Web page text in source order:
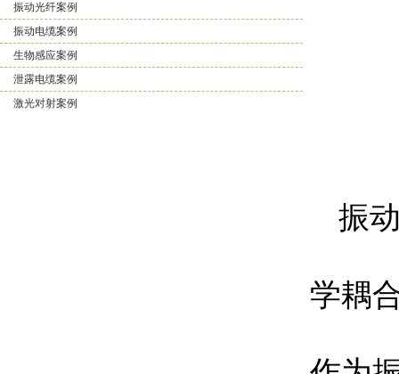
振动光纤案例
振动电缆案例
生物感应案例
泄露电缆案例
激光对射案例
振
学耦